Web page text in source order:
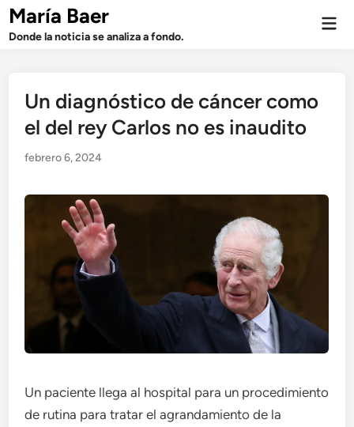
Saltar
contenido
María Baer
Donde la noticia se analiza a fondo.
Un diagnóstico de cáncer como
el del rey Carlos no es inaudito
febrero 6, 2024
Un paciente llega al hospital para un procedimiento
de rutina para tratar el agrandamiento de la